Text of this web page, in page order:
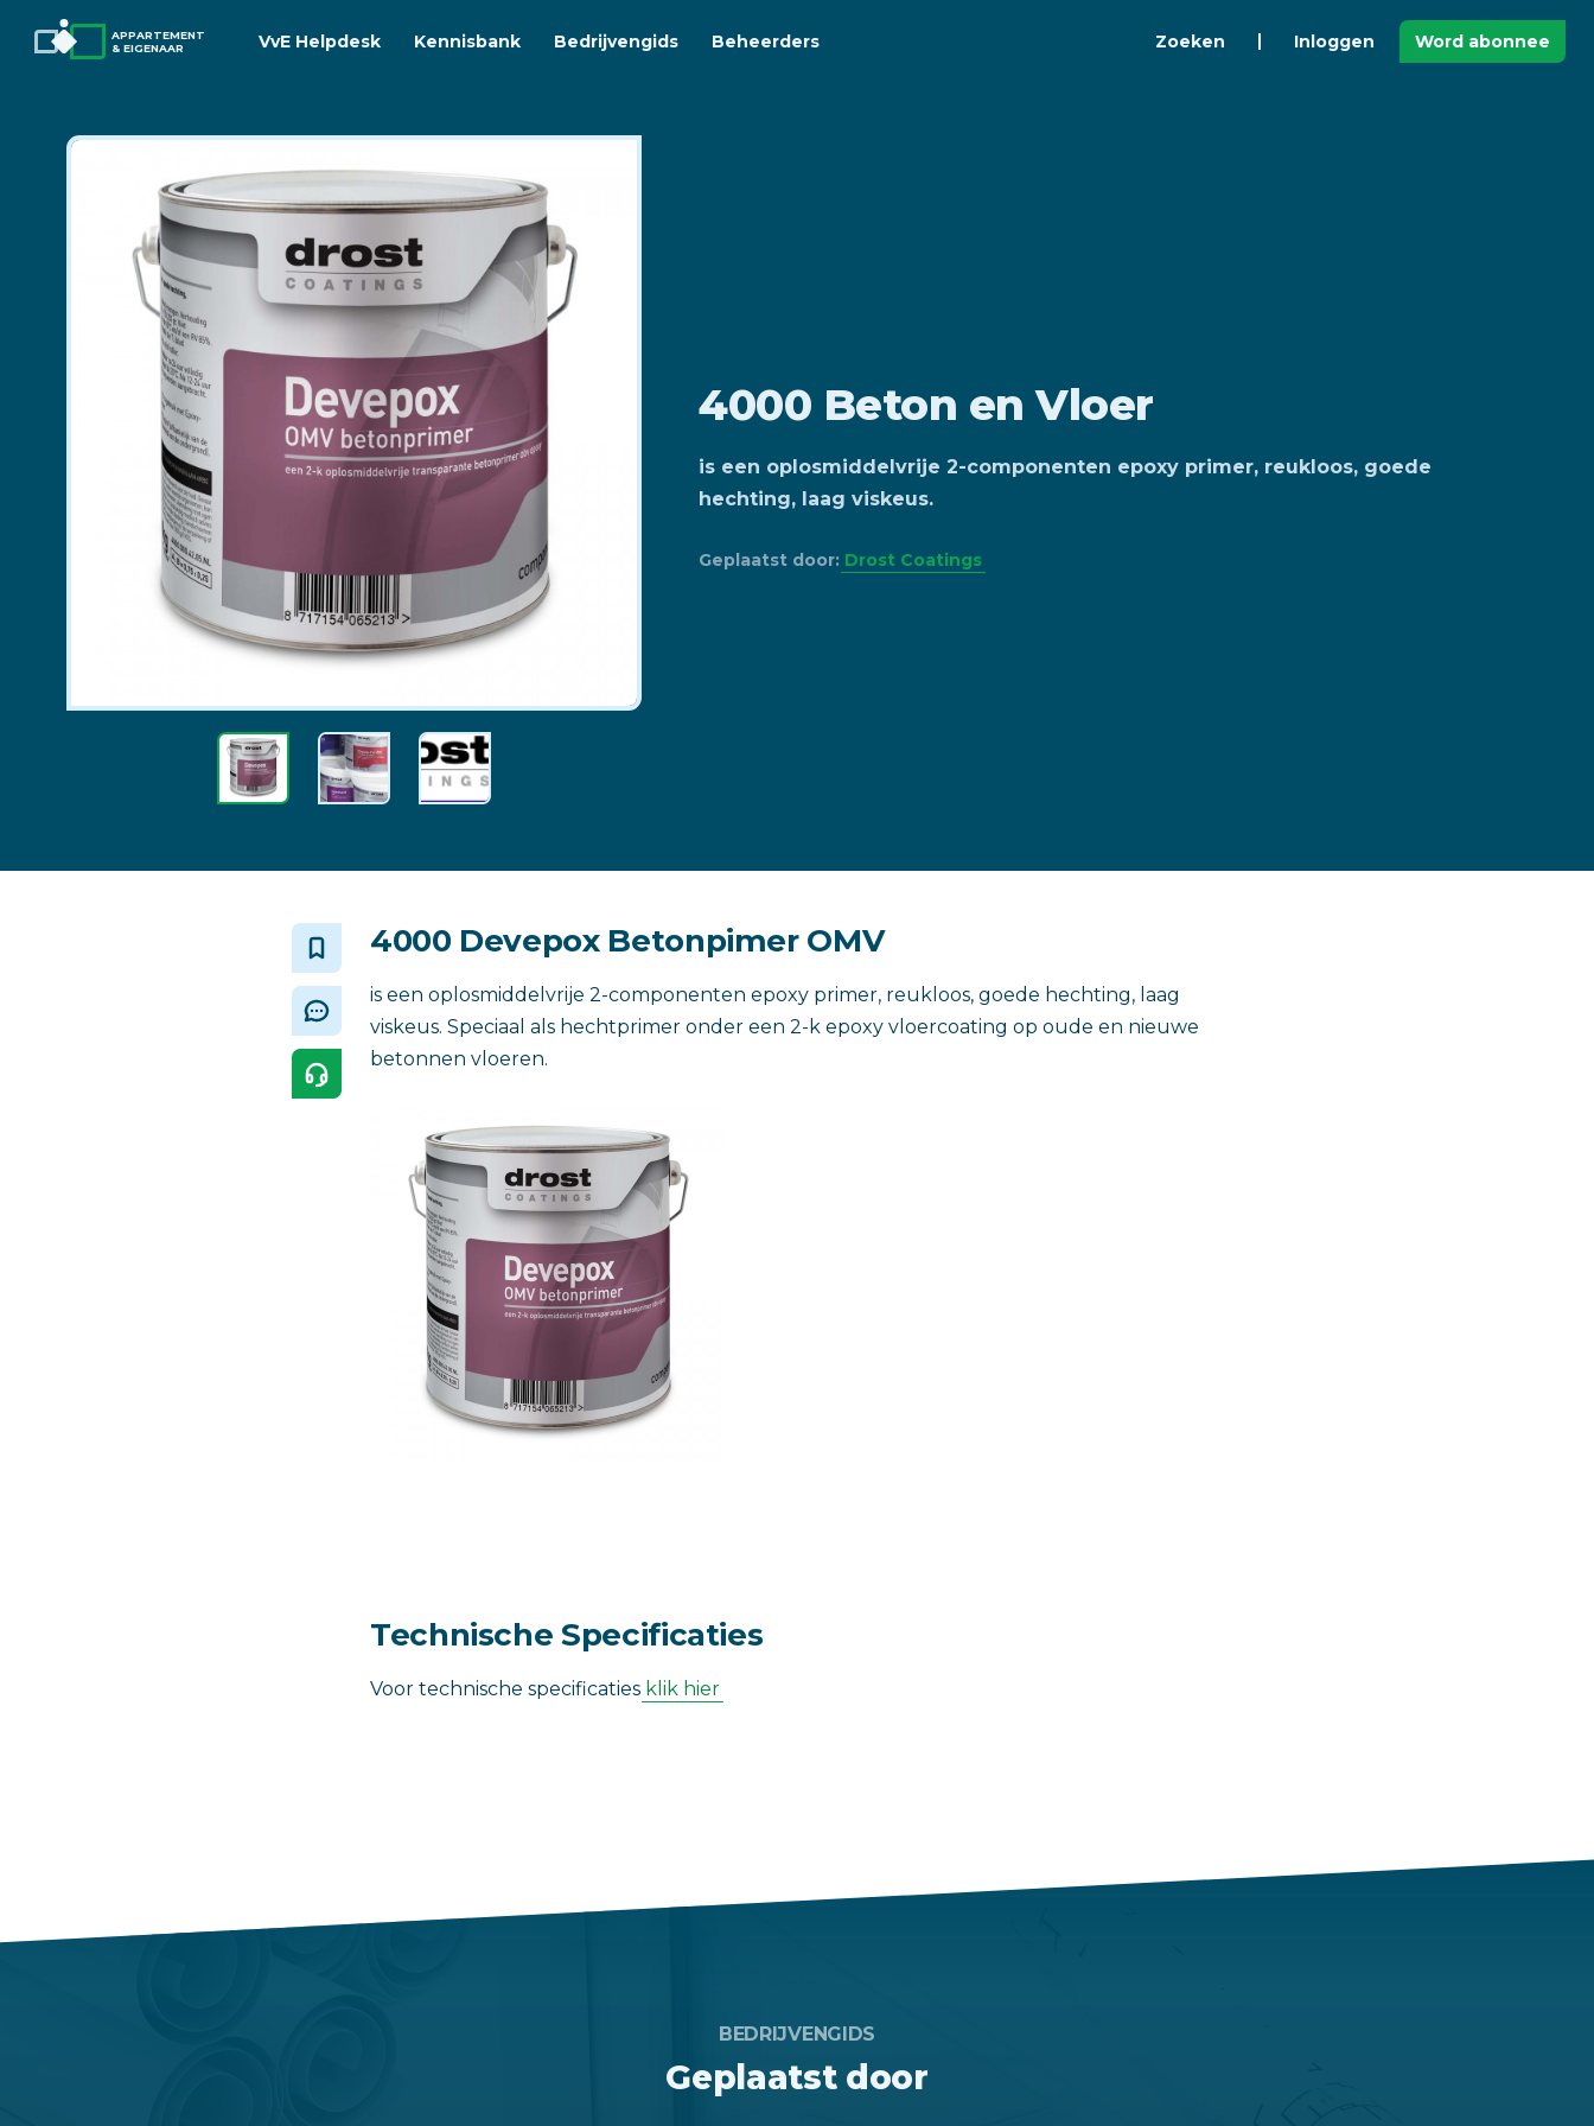
APPARTEMENT
& EIGENAAR
VvE Helpdesk Kennisbank Bedrijvengids Beheerders Zoeken Inloggen Word abonnee
4000 Beton en Vloer
is een oplosmiddelvrije 2-componenten epoxy primer, reukloos, goede
hechting, laag viskeus.
Geplaatst door: Drost Coatings
4000 Devepox Betonpimer OMV
is een oplosmiddelvrije 2-componenten epoxy primer, reukloos, goede hechting, laag
viskeus. Speciaal als hechtprimer onder een 2-k epoxy vloercoating op oude en nieuwe
betonnen vloeren.
Technische Specificaties
Voor technische specificaties klik hier
BEDRIJVENGIDS
Geplaatst door